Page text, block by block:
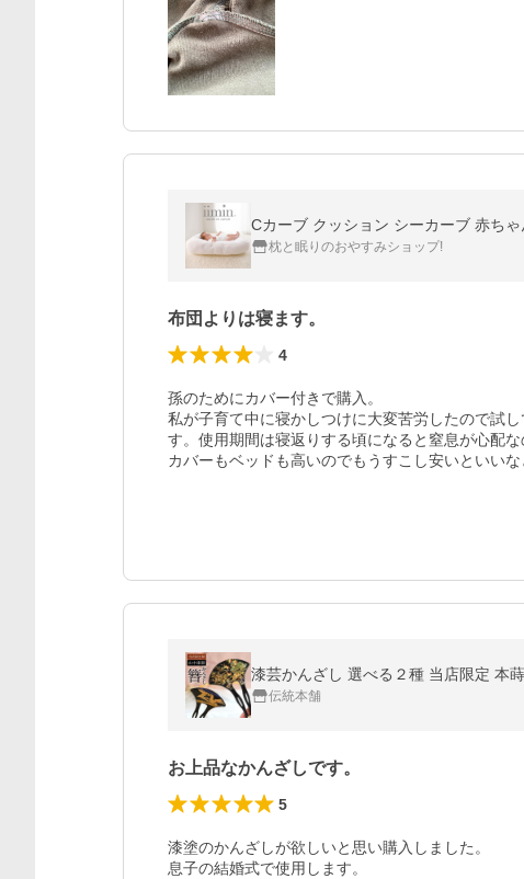
Cカーブ クッション シーカーブ 赤ち
枕と眠りのおやすみショップ!
布団よりは寝ます。
4
孫のためにカバー付きで購入。
私が子育て中に寝かしつけに大変苦労したので試
す。使用期間は寝返りする頃になると窒息が心配な
カバーもベッドも高いのでもうすこし安いといいな
漆芸かんざし 選べる２種 当店限定 本
伝統本舗
お上品なかんざしです。
5
漆塗のかんざしが欲しいと思い購入しました。
息子の結婚式で使用します。